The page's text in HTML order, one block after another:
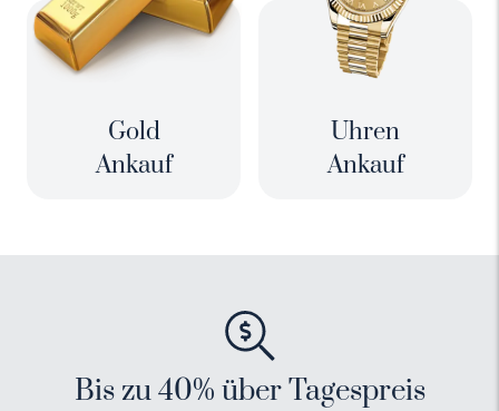
Gold
Ankauf
Uhren
Ankauf
Bis zu 40% über Tagespreis